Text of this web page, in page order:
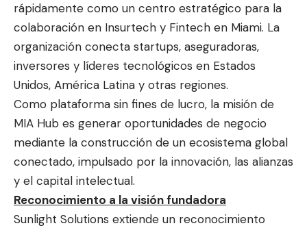
rápidamente como un centro estratégico para la
colaboración en Insurtech y Fintech en Miami. La
organización conecta startups, aseguradoras,
inversores y líderes tecnológicos en Estados
Unidos, América Latina y otras regiones.
Como plataforma sin fines de lucro, la misión de
MIA Hub es generar oportunidades de negocio
mediante la construcción de un ecosistema global
conectado, impulsado por la innovación, las alianzas
y el capital intelectual.
Reconocimiento a la visión fundadora
Sunlight Solutions extiende un reconocimiento